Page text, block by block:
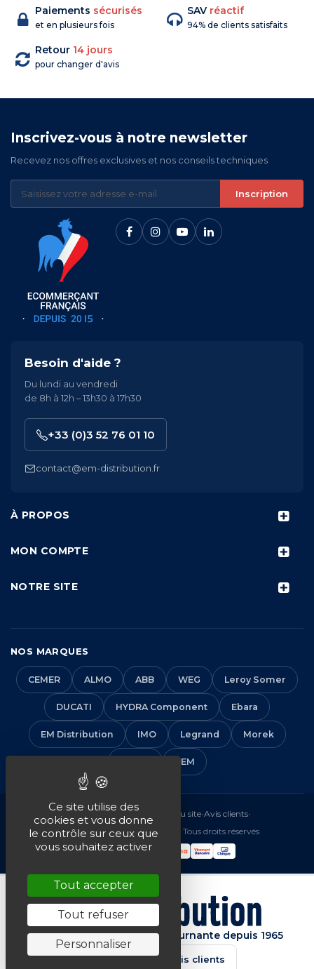
Paiements sécurisés
et en plusieurs fois
SAV réactif
94% de clients satisfaits
Retour 14 jours
pour changer d'avis
Inscrivez-vous à notre newsletter
Recevez nos offres exclusives et nos conseils techniques
Inscription
À PROPOS
MON COMPTE
NOTRE SITE
Besoin d'aide ?
Du lundi au vendredi
de 8h à 12h – 13h30 à 17h30
+33 (0)3 52 76 01 10
contact@em-distribution.fr
NOS MARQUES
CEMER ALMO ABB WEG Leroy Somer
DUCATI HYDRA Component Ebara
EM Distribution IMO Legrand Morek
VEM
Mentions légales•CGV Plan du site•Avis clients•
© 2016-2026 EM Distribution - Tous droits réservés
Spécialiste de la machine tournante depuis 1965
★★★★★4.7/5 · Avis clients
Ce site utilise des
cookies et vous donne
le contrôle sur ceux que
vous souhaitez activer
Tout accepter
Tout refuser
Personnaliser